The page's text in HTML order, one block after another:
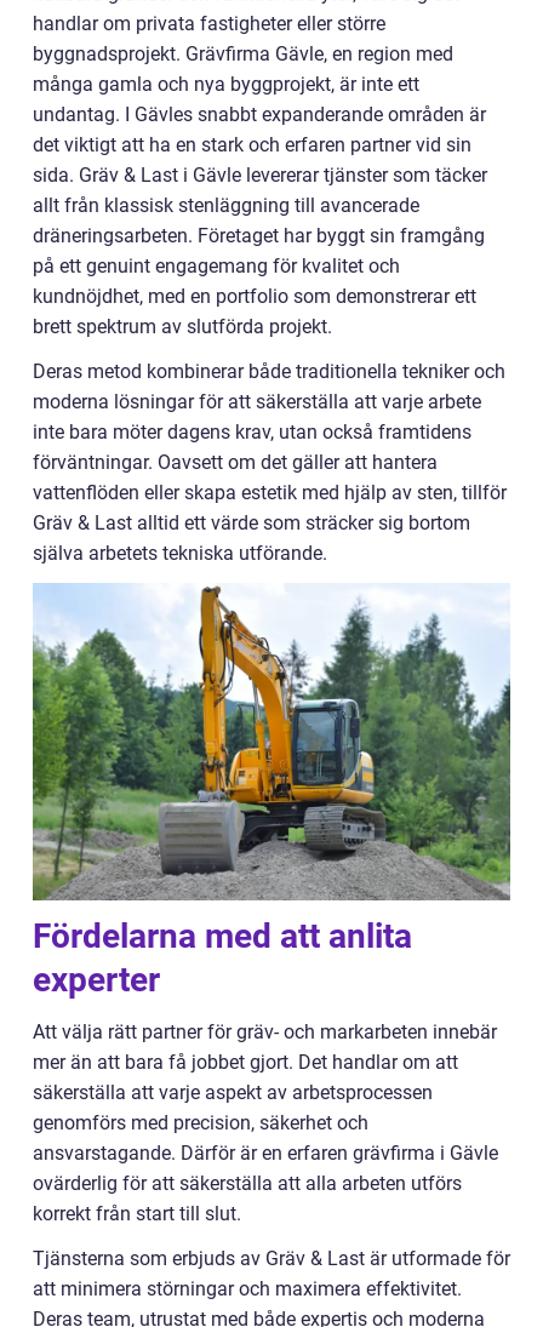
handlar om privata fastigheter eller större
byggnadsprojekt. Grävfirma Gävle, en region med
många gamla och nya byggprojekt, är inte ett
undantag. I Gävles snabbt expanderande områden är
det viktigt att ha en stark och erfaren partner vid sin
sida. Gräv & Last i Gävle levererar tjänster som täcker
allt från klassisk stenläggning till avancerade
dräneringsarbeten. Företaget har byggt sin framgång
på ett genuint engagemang för kvalitet och
kundnöjdhet, med en portfolio som demonstrerar ett
brett spektrum av slutförda projekt.
Deras metod kombinerar både traditionella tekniker och
moderna lösningar för att säkerställa att varje arbete
inte bara möter dagens krav, utan också framtidens
förväntningar. Oavsett om det gäller att hantera
vattenflöden eller skapa estetik med hjälp av sten, tillför
Gräv & Last alltid ett värde som sträcker sig bortom
själva arbetets tekniska utförande.
Fördelarna med att anlita
experter
Att välja rätt partner för gräv- och markarbeten innebär
mer än att bara få jobbet gjort. Det handlar om att
säkerställa att varje aspekt av arbetsprocessen
genomförs med precision, säkerhet och
ansvarstagande. Därför är en erfaren grävfirma i Gävle
ovärderlig för att säkerställa att alla arbeten utförs
korrekt från start till slut.
Tjänsterna som erbjuds av Gräv & Last är utformade för
att minimera störningar och maximera effektivitet.
Deras team, utrustat med både expertis och moderna